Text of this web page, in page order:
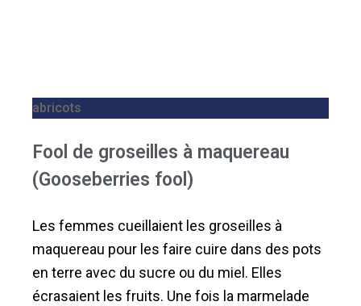
abricots
Fool de groseilles à maquereau
(Gooseberries fool)
Les femmes cueillaient les groseilles à
maquereau pour les faire cuire dans des pots
en terre avec du sucre ou du miel. Elles
écrasaient les fruits. Une fois la marmelade